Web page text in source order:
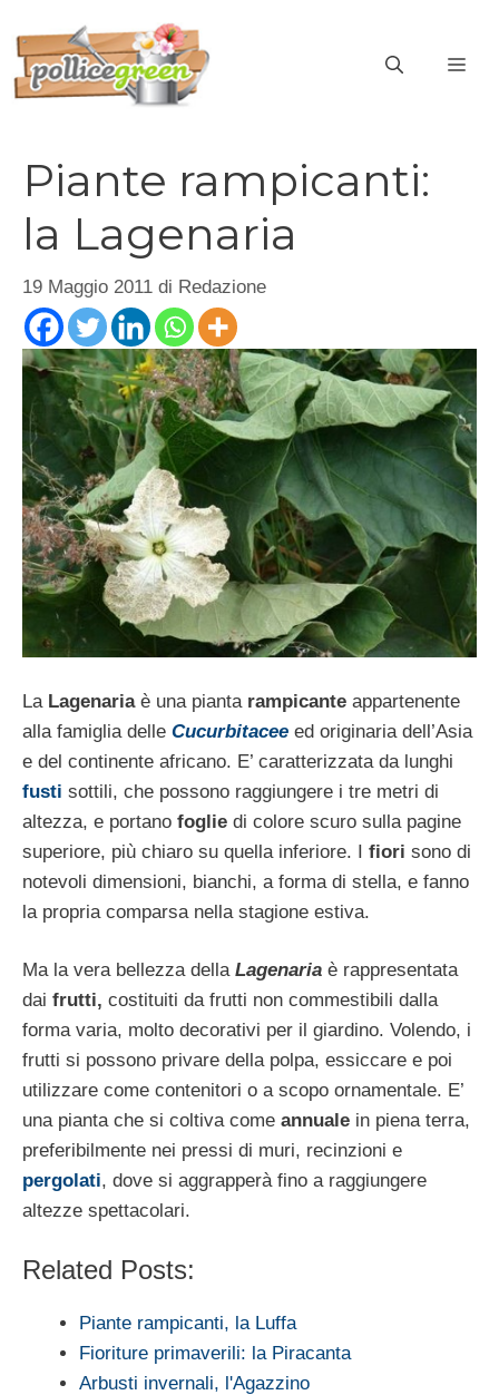
contenuto
Piante rampicanti:
la Lagenaria
19 Maggio 2011 di Redazione
La Lagenariaè una pianta rampicante appartenente
alla famiglia delle Cucurbitacee ed originaria dell’Asia
e del continente africano. E’ caratterizzata da lunghi
fusti sottili, che possono raggiungere i tre metri di
altezza, e portano foglie di colore scuro sulla pagine
superiore, più chiaro su quella inferiore. I fiori sono di
notevoli dimensioni, bianchi, a forma di stella, e fanno
la propria comparsa nella stagione estiva.
Ma la vera bellezza della Lagenaria è rappresentata
dai frutti, costituiti da frutti non commestibili dalla
forma varia, molto decorativi per il giardino. Volendo, i
frutti si possono privare della polpa, essiccare e poi
utilizzare come contenitori o a scopo ornamentale. E’
una pianta che si coltiva come annuale in piena terra,
preferibilmente nei pressi di muri, recinzioni e
pergolati, dove si aggrapperà fino a raggiungere
altezze spettacolari.
Related Posts:
Piante rampicanti, la Luffa
Fioriture primaverili: la Piracanta
Arbusti invernali, l'Agazzino